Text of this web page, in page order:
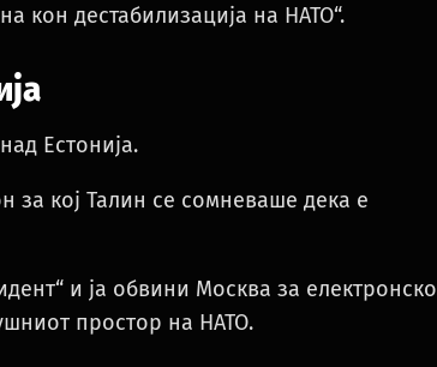
кон дестабилизација на НАТО“.
Естонија.
кој Талин се сомневаше дека е
и ја обвини Москва за електронско
простор на НАТО.